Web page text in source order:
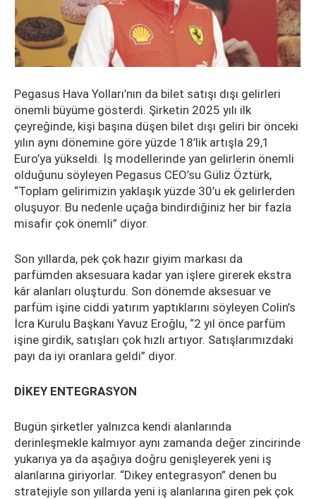
Pegasus Hava Yolları’nın da bilet satışı dışı gelirleri
önemli büyüme gösterdi. Şirketin 2025 yılı ilk
çeyreğinde, kişi başına düşen bilet dışı geliri bir önceki
yılın aynı dönemine göre yüzde 18’lik artışla 29,1
Euro’ya yükseldi. İş modellerinde yan gelirlerin önemli
olduğunu söyleyen Pegasus CEO’su Güliz Öztürk,
“Toplam gelirimizin yaklaşık yüzde 30’u ek gelirlerden
oluşuyor. Bu nedenle uçağa bindirdiğiniz her bir fazla
misafir çok önemli” diyor.
Son yıllarda, pek çok hazır giyim markası da
parfümden aksesuara kadar yan işlere girerek ekstra
kâr alanları oluşturdu. Son dönemde aksesuar ve
parfüm işine ciddi yatırım yaptıklarını söyleyen Colin’s
İcra Kurulu Başkanı Yavuz Eroğlu, “2 yıl önce parfüm
işine girdik, satışları çok hızlı artıyor. Satışlarımızdaki
payı da iyi oranlara geldi” diyor.
DİKEY ENTEGRASYON
Bugün şirketler yalnızca kendi alanlarında
derinleşmekle kalmıyor aynı zamanda değer zincirinde
yukarıya ya da aşağıya doğru genişleyerek yeni iş
alanlarına giriyorlar. “Dikey entegrasyon” denen bu
stratejiyle son yıllarda yeni iş alanlarına giren pek çok